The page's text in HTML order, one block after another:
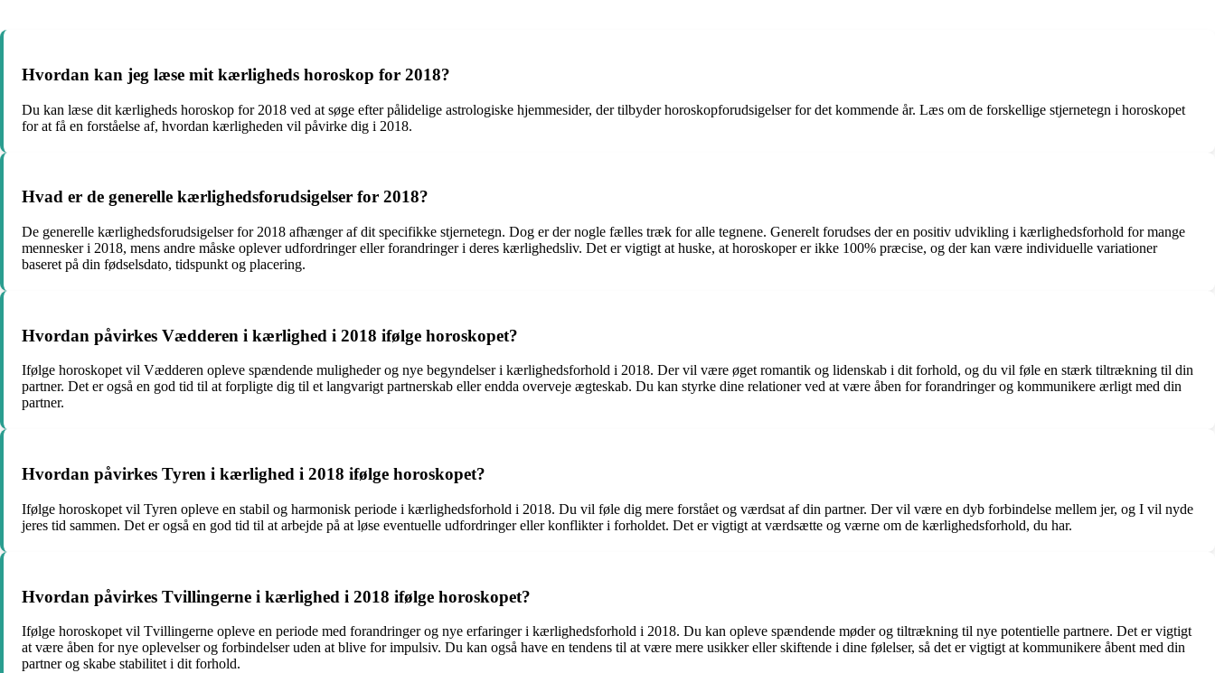
Hvordan kan jeg læse mit kærligheds horoskop for 2018?
Du kan læse dit kærligheds horoskop for 2018 ved at søge efter pålidelige astrologiske hjemmesider, der tilbyder horoskopforudsigelser for det kommende år. Læs om de forskellige stjernetegn i horoskopet
for at få en forståelse af, hvordan kærligheden vil påvirke dig i 2018.
Hvad er de generelle kærlighedsforudsigelser for 2018?
De generelle kærlighedsforudsigelser for 2018 afhænger af dit specifikke stjernetegn. Dog er der nogle fælles træk for alle tegnene. Generelt forudses der en positiv udvikling i kærlighedsforhold for mange
mennesker i 2018, mens andre måske oplever udfordringer eller forandringer i deres kærlighedsliv. Det er vigtigt at huske, at horoskoper er ikke 100% præcise, og der kan være individuelle variationer
baseret på din fødselsdato, tidspunkt og placering.
Hvordan påvirkes Vædderen i kærlighed i 2018 ifølge horoskopet?
Ifølge horoskopet vil Vædderen opleve spændende muligheder og nye begyndelser i kærlighedsforhold i 2018. Der vil være øget romantik og lidenskab i dit forhold, og du vil føle en stærk tiltrækning til din
partner. Det er også en god tid til at forpligte dig til et langvarigt partnerskab eller endda overveje ægteskab. Du kan styrke dine relationer ved at være åben for forandringer og kommunikere ærligt med din
partner.
Hvordan påvirkes Tyren i kærlighed i 2018 ifølge horoskopet?
Ifølge horoskopet vil Tyren opleve en stabil og harmonisk periode i kærlighedsforhold i 2018. Du vil føle dig mere forstået og værdsat af din partner. Der vil være en dyb forbindelse mellem jer, og I vil nyde
jeres tid sammen. Det er også en god tid til at arbejde på at løse eventuelle udfordringer eller konflikter i forholdet. Det er vigtigt at værdsætte og værne om de kærlighedsforhold, du har.
Hvordan påvirkes Tvillingerne i kærlighed i 2018 ifølge horoskopet?
Ifølge horoskopet vil Tvillingerne opleve en periode med forandringer og nye erfaringer i kærlighedsforhold i 2018. Du kan opleve spændende møder og tiltrækning til nye potentielle partnere. Det er vigtigt
at være åben for nye oplevelser og forbindelser uden at blive for impulsiv. Du kan også have en tendens til at være mere usikker eller skiftende i dine følelser, så det er vigtigt at kommunikere åbent med din
partner og skabe stabilitet i dit forhold.